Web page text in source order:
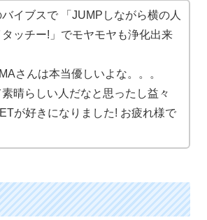
イブスで 「JUMPしながら横の人
タッチー!」でモヤモヤも浄化出来
さんは本当優しいよな。。。
晴らしい人だなと思ったし益々
が好き になりました! お疲れ様で